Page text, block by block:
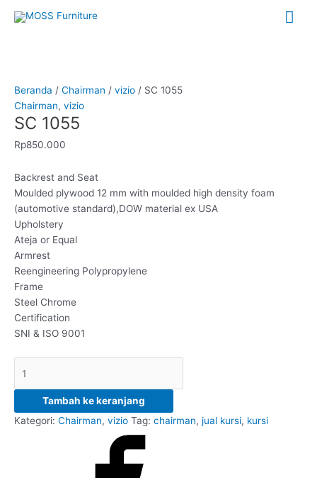
Beranda / Chairman / vizio / SC 1055
Chairman, vizio
SC 1055
Rp850.000
Backrest and Seat
Moulded plywood 12 mm with moulded high density foam
(automotive standard),DOW material ex USA
Upholstery
Ateja or Equal
Armrest
Reengineering Polypropylene
Frame
Steel Chrome
Certification
SNI & ISO 9001
Tambah ke keranjang
Kategori: Chairman, vizio Tag: chairman, jual kursi, kursi